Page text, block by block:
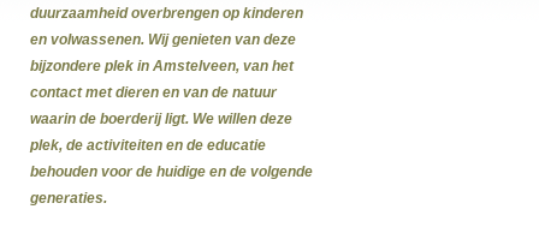
duurzaamheid overbrengen op kinderen
en volwassenen. Wij genieten van deze
bijzondere plek in Amstelveen, van het
contact met dieren en van de natuur
waarin de boerderij ligt. We willen deze
plek, de activiteiten en de educatie
behouden voor de huidige en de volgende
generaties.